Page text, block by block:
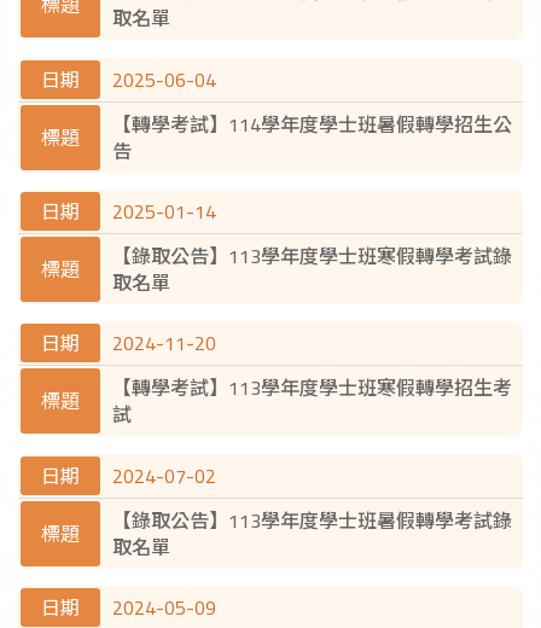
取名單
2025-06-04
【轉學考試】114學年度學士班暑假轉學招生公
告
2025-01-14
【錄取公告】113學年度學士班寒假轉學考試錄
取名單
2024-11-20
【轉學考試】113學年度學士班寒假轉學招生考
試
2024-07-02
【錄取公告】113學年度學士班暑假轉學考試錄
取名單
2024-05-09